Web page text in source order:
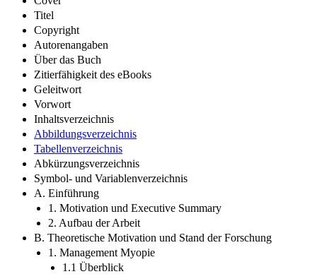
Titel
Copyright
Autorenangaben
Über das Buch
Zitierfähigkeit des eBooks
Geleitwort
Vorwort
Inhaltsverzeichnis
Abbildungsverzeichnis
Tabellenverzeichnis
Abkürzungsverzeichnis
Symbol- und Variablenverzeichnis
A. Einführung
1. Motivation und Executive Summary
2. Aufbau der Arbeit
B. Theoretische Motivation und Stand der Forschung
1. Management Myopie
1.1 Überblick